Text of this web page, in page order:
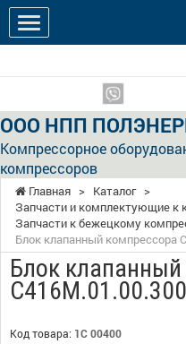
ООО НПП
Компрессорное
компрессоров
Главная > Каталог >
Запчасти и комплектующие к
Запчасти к бежецкому
Блок клапанный компрессора
Блок
С416М.01.00.300
Код товара: 1С 00400